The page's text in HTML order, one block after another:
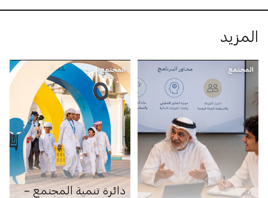
المزيد
المجتمع المجتمع
دائرة تنمية المجتمع –